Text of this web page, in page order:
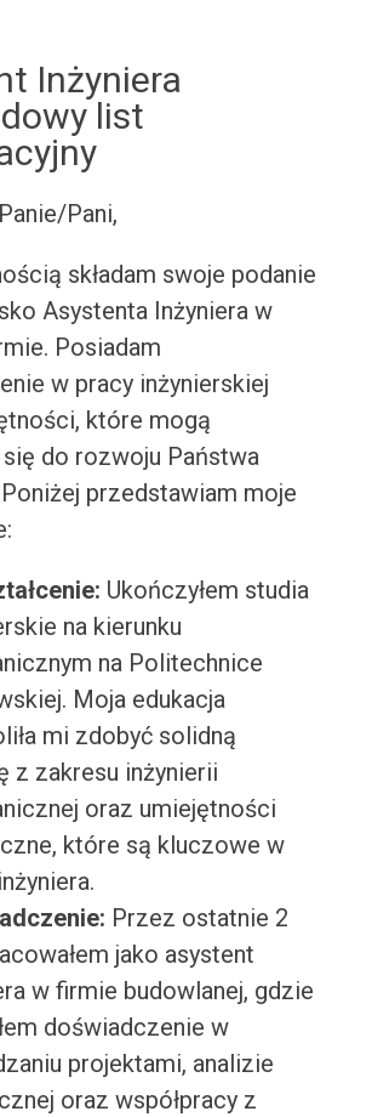
Inżyniera
list
Pani,
składam swoje podanie
Asystenta Inżyniera w
Posiadam
w pracy inżynierskiej
które mogą
do rozwoju Państwa
przedstawiam moje
Ukończyłem studia
na kierunku
na Politechnice
Moja edukacja
mi zdobyć solidną
z zakresu inżynierii
oraz umiejętności
które są kluczowe w
Przez ostatnie 2
jako asystent
w firmie budowlanej, gdzie
doświadczenie w
projektami, analizie
oraz współpracy z